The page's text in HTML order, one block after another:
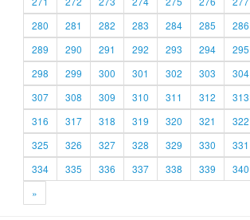
280
281 282 283 284 285 286
289
290 291 292 293 294 295
298
299 300 301 302 303 304
307
308 309 310 311 312 313
316
317 318 319 320 321 322
325
326 327 328 329 330 331
334
335 336 337 338 339 340
»